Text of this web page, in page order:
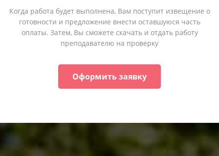
Когда работа будет выполнена, Вам поступит извещение о
готовности и предложение внести оставшуюся часть
оплаты. Затем, Вы сможете скачать и отдать работу
преподавателю на проверку
Оформить заявку